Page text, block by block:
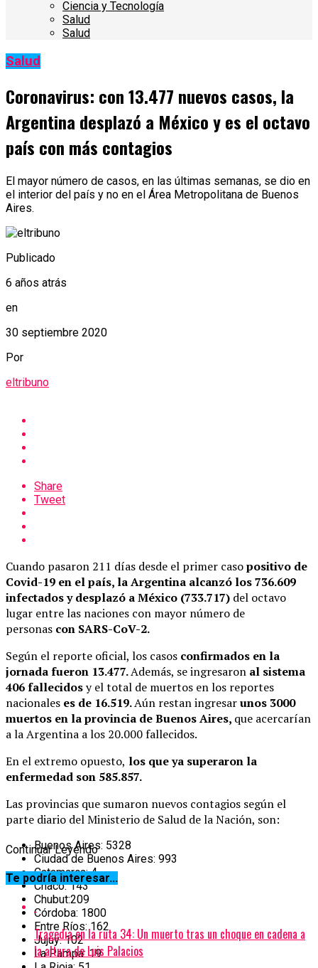
Ciencia y Tecnología
Salud
Salud
Salud
Coronavirus: con 13.477 nuevos casos, la
Argentina desplazó a México y es el octavo
país con más contagios
El mayor número de casos, en las últimas semanas, se dio en
el interior del país y no en el Área Metropolitana de Buenos
Aires.
Publicado
6 años atrás
en
30 septiembre 2020
Por
eltribuno
Share
Tweet
Cuando pasaron 211 días desde el primer casopositivo de
Covid-19 en el país, la Argentina alcanzó los 736.609
infectados y desplazó a México (733.717) del octavo
lugar entre las naciones con mayor número de
personas con SARS-CoV-2.
Según el reporte oficial, los casos confirmados en la
jornada fueron 13.477.Además, se ingresaron al sistema
406 fallecidosy el total de muertos en los reportes
nacionales es de 16.519.Aún restan ingresarunos 3000
muertos en la provincia de Buenos Aires, que acercarían
a la Argentina a los 20.000 fallecidos.
En el extremo opuesto, los que ya superaron la
enfermedad son 585.857.
Las provincias que sumaron nuevos contagios según el
parte diario del Ministerio de Salud de la Nación, son:
Buenos Aires: 5328
Ciudad de Buenos Aires: 993
Catamarca: 4
Chaco: 143
Chubut:209
Córdoba: 1800
Entre Ríos: 162
Jujuy: 102
La Pampa: 19
Continuar Leyendo
Te podría interesar...
Tragedia en la ruta 34: Un muerto tras un choque en cadena a
la altura de Luis Palacios